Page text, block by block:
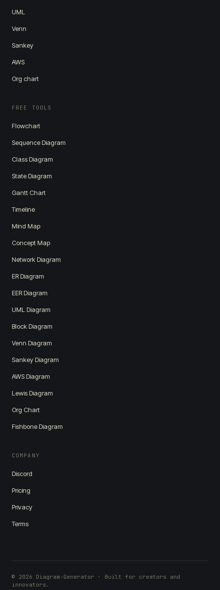
UML
Venn
Sankey
AWS
Org chart
FREE TOOLS
Flowchart
Sequence Diagram
Class Diagram
State Diagram
Gantt Chart
Timeline
Mind Map
Concept Map
Network Diagram
ER Diagram
EER Diagram
UML Diagram
Block Diagram
Venn Diagram
Sankey Diagram
AWS Diagram
Lewis Diagram
Org Chart
Fishbone Diagram
COMPANY
Discord
Pricing
Privacy
Terms
© 2026 Diagram-Generator · Built for creators and
innovators.